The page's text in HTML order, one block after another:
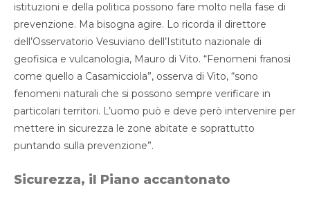
istituzioni e della politica possono fare molto nella fase di
prevenzione. Ma bisogna agire. Lo ricorda il direttore
dell’Osservatorio Vesuviano dell’Istituto nazionale di
geofisica e vulcanologia, Mauro di Vito. “Fenomeni franosi
come quello a Casamicciola”, osserva di Vito, “sono
fenomeni naturali che si possono sempre verificare in
particolari territori. L’uomo può e deve però intervenire per
mettere in sicurezza le zone abitate e soprattutto
puntando sulla prevenzione”.
Sicurezza, il Piano accantonato